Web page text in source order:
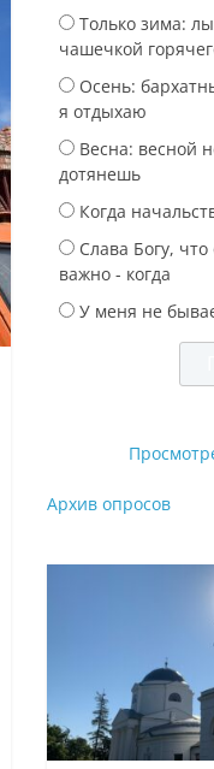
Только зима:
чашечкой
Осень:
я отдыхаю
Весна: весной
дотянешь
Когда
Слава Богу,
важно - когда
У меня не
Архив опросов